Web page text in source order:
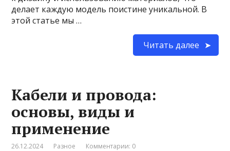
делает каждую модель поистине уникальной. В
этой статье мы …
Читать далее
Кабели и провода:
основы, виды и
применение
26.12.2024 Разное Комментарии: 0